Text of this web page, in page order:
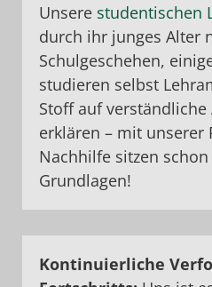
Unsere studentischen
durch ihr junges Alter
Schulgeschehen,
studieren selbst
Stoff auf verständliche
erklären – mit unserer
Nachhilfe sitzen
Grundlagen!
Kontinuierliche